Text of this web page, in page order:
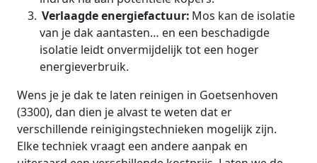
Verlaagde energiefactuur: Mos kan de isolatie
van je dak aantasten… en een beschadigde
isolatie leidt onvermijdelijk tot een hoger
energieverbruik.
Wens je je dak te laten reinigen in Goetsenhoven
(3300), dan dien je alvast te weten dat er
verschillende reinigingstechnieken mogelijk zijn.
Elke techniek vraagt een andere aanpak en